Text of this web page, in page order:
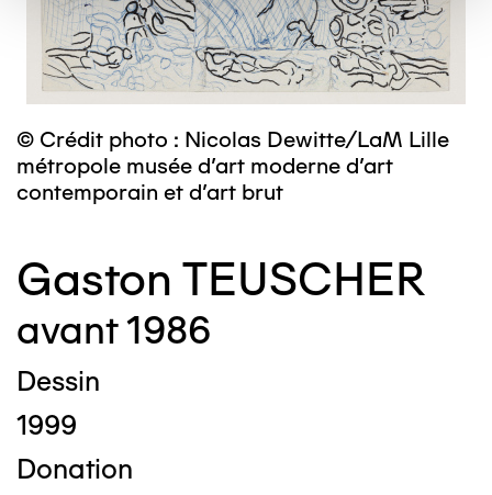
© Crédit photo : Nicolas Dewitte/LaM Lille
métropole musée d’art moderne d’art
contemporain et d’art brut
Gaston TEUSCHER
avant 1986
Dessin
1999
Donation